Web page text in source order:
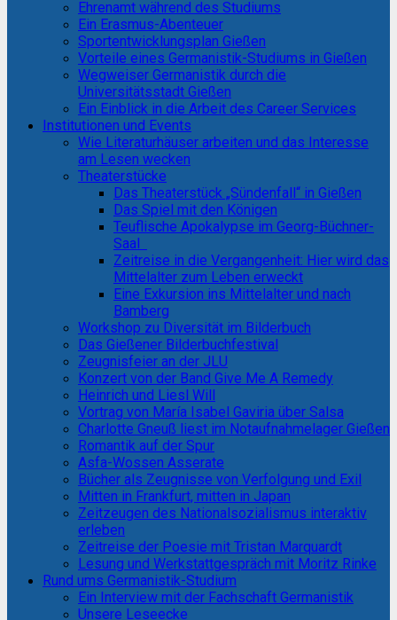
Ehrenamt während des Studiums
Ein Erasmus-Abenteuer
Sportentwicklungsplan Gießen
Vorteile eines Germanistik-Studiums in Gießen
Wegweiser Germanistik durch die
Universitätsstadt Gießen
Ein Einblick in die Arbeit des Career Services
Institutionen und Events
Wie Literaturhäuser arbeiten und das Interesse
am Lesen wecken
Theaterstücke
Das Theaterstück „Sündenfall“ in Gießen
Das Spiel mit den Königen
Teuflische Apokalypse im Georg-Büchner-
Saal
Zeitreise in die Vergangenheit: Hier wird das
Mittelalter zum Leben erweckt
Eine Exkursion ins Mittelalter und nach
Bamberg
Workshop zu Diversität im Bilderbuch
Das Gießener Bilderbuchfestival
Zeugnisfeier an der JLU
Konzert von der Band Give Me A Remedy
Heinrich und Liesl Will
Vortrag von María Isabel Gaviria über Salsa
Charlotte Gneuß liest im Notaufnahmelager Gießen
Romantik auf der Spur
Asfa-Wossen Asserate
Bücher als Zeugnisse von Verfolgung und Exil
Mitten in Frankfurt, mitten in Japan
Zeitzeugen des Nationalsozialismus interaktiv
erleben
Zeitreise der Poesie mit Tristan Marquardt
Lesung und Werkstattgespräch mit Moritz Rinke
Rund ums Germanistik-Studium
Ein Interview mit der Fachschaft Germanistik
Unsere Leseecke